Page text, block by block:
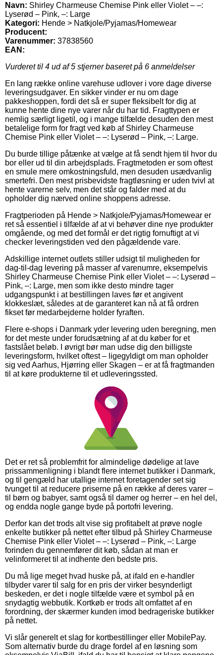
Navn: Shirley Charmeuse Chemise Pink eller Violet – –:
Lyserød – Pink, –: Large
Kategori: Hende > Natkjole/Pyjamas/Homewear
Producent:
Varenummer: 37838560
EAN:
Vurderet til 4 ud af 5 stjerner baseret på 6 anmeldelser
En lang række online varehuse udlover i vore dage diverse
leveringsudgaver. En sikker vinder er nu om dage
pakkeshoppen, fordi det så er super fleksibelt for dig at
kunne hente dine nye varer når du har tid. Fragttypen er
nemlig særligt ligetil, og i mange tilfælde desuden den mest
betalelige form for fragt ved køb af Shirley Charmeuse
Chemise Pink eller Violet – –: Lyserød – Pink, –: Large.
Du burde tillige påtænke at vælge at få sendt hjem til hvor du
bor eller ud til din arbejdsplads. Fragtmetoden er som oftest
en smule mere omkostningsfuld, men desuden usædvanlig
smertefri. Den mest prisbevidste fragtløsning er uden tvivl at
hente varerne selv, men det står og falder med at du
opholder dig nærved online shoppens adresse.
Fragtperioden på Hende > Natkjole/Pyjamas/Homewear er
ret så essentiel i tilfælde af at vi behøver dine nye produkter
omgående, og med det formål er det rigtig fornuftigt at vi
checker leveringstiden ved den pågældende vare.
Adskillige internet outlets stiller udsigt til muligheden for
dag-til-dag levering på masser af varenumre, eksempelvis
Shirley Charmeuse Chemise Pink eller Violet – –: Lyserød –
Pink, –: Large, men som ikke desto mindre tager
udgangspunkt i at bestillingen laves før et angivent
klokkeslæt, således at de garanteret kan nå at få ordren
fikset før medarbejderne holder fyraften.
Flere e-shops i Danmark yder levering uden beregning, men
for det meste under forudsætning af at du køber for et
fastslået beløb. I øvrigt bør man udse dig den billigste
leveringsform, hvilket oftest – ligegyldigt om man opholder
sig ved Aarhus, Hjørring eller Skagen – er at få fragtmanden
til at køre produkterne til et udleveringssted.
Det er ret så problemfrit for almindelige dødelige at lave
prissammenligning i blandt flere internet butikker i Danmark,
og til gengæld har utallige internet foretagender set sig
tvunget til at reducere priserne på en række af deres varer –
til børn og babyer, samt også til damer og herrer – en hel del,
og endda nogle gange byde på portofri levering.
Derfor kan det trods alt vise sig profitabelt at prøve nogle
enkelte butikker på nettet efter tilbud på Shirley Charmeuse
Chemise Pink eller Violet – –: Lyserød – Pink, –: Large
forinden du gennemfører dit køb, sådan at man er
velinformeret til at indhente den bedste pris.
Du må lige meget hvad huske på, at ifald en e-handler
tilbyder varer til salg for en pris der virker besynderligt
beskeden, er det i nogle tilfælde være et symbol på en
snydagtig webbutik. Kortkøb er trods alt omfattet af en
forordning, der skærmer kunden imod bedrageriske butikker
på nettet.
Vi slår generelt et slag for kortbestillinger eller MobilePay.
Som alternativ burde du drage fordel af en løsning som